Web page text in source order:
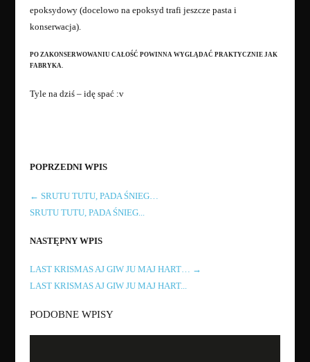
epoksydowy (docelowo na epoksyd trafi jeszcze pasta i
konserwacja).
PO ZAKONSERWOWANIU CAŁOŚĆ POWINNA WYGLĄDAĆ PRAKTYCZNIE JAK
FABRYKA.
Tyle na dziś – idę spać :v
POPRZEDNI WPIS
← SRUTU TUTU, PADA ŚNIEG…
SRUTU TUTU, PADA ŚNIEG...
NASTĘPNY WPIS
LAST KRISMAS AJ GIW JU MAJ HART… →
LAST KRISMAS AJ GIW JU MAJ HART...
PODOBNE WPISY